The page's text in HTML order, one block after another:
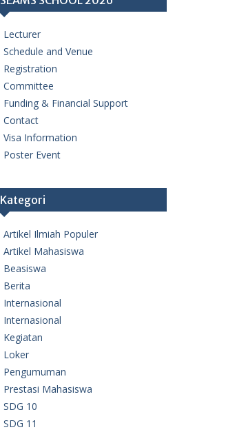
Lecturer
Schedule and Venue
Registration
Committee
Funding & Financial Support
Contact
Visa Information
Poster Event
Kategori
Artikel Ilmiah Populer
Artikel Mahasiswa
Beasiswa
Berita
Internasional
Internasional
Kegiatan
Loker
Pengumuman
Prestasi Mahasiswa
SDG 10
SDG 11